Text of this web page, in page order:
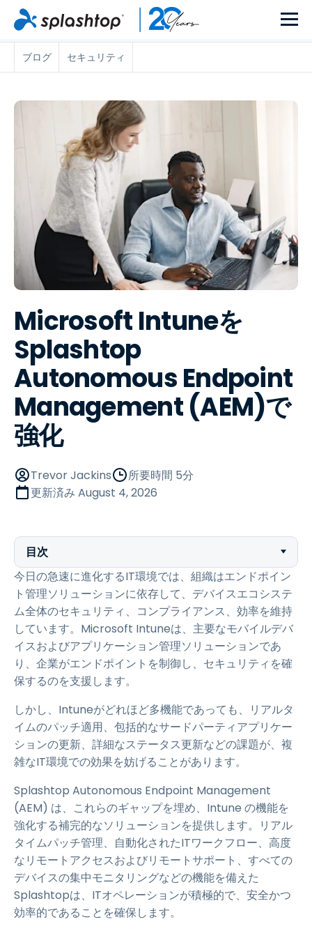
ブログ セキュリティ
Microsoft Intuneを
Splashtop
Autonomous Endpoint
Management (AEM)で
強化
Trevor Jackins
所要時間 5分
更新済み August 4, 2026
目次
今日の急速に進化するIT環境では、組織はエンドポイン
ト管理ソリューションに依存して、デバイスエコシステ
ム全体のセキュリティ、コンプライアンス、効率を維持
しています。Microsoft Intuneは、主要なモバイルデバ
イスおよびアプリケーション管理ソリューションであ
り、企業がエンドポイントを制御し、セキュリティを確
保するのを支援します。
しかし、Intuneがどれほど多機能であっても、リアルタ
イムのパッチ適用、包括的なサードパーティアプリケー
ションの更新、詳細なステータス更新などの課題が、複
雑なIT環境での効果を妨げることがあります。
Splashtop Autonomous Endpoint Management
(AEM) は、これらのギャップを埋め、Intune の機能を
強化する補完的なソリューションを提供します。リアル
タイムパッチ管理、自動化されたITワークフロー、高度
なリモートアクセスおよびリモートサポート、すべての
デバイスの集中モニタリングなどの機能を備えた
Splashtopは、ITオペレーションが積極的で、安全かつ
効率的であることを確保します。